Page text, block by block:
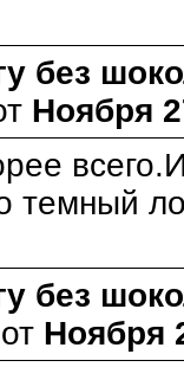
без
Ноября
темный
без
от Ноября